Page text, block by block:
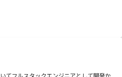
てフルスタックエンジニアとして開発か